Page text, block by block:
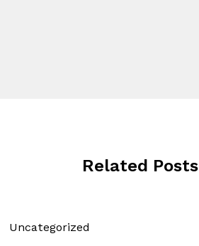
Related Posts
Uncategorized